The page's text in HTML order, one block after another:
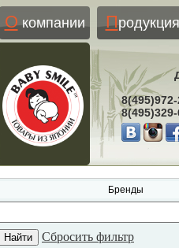
Окомпании Продукция
Бренды
Сбросить фильтр